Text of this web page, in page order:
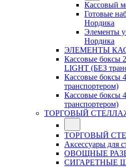
Кассовый
Готовые
Нордика
Элементы
Нордика
ЭЛЕМЕНТЫ
Кассовые
LIGHT (БЕЗ
Кассовые боксы
транспортером)
Кассовые боксы
транспортером)
ТОРГОВЫЙ
ТОРГОВЫЙ
Аксессуары для
ОВОЩНЫЕ
СИГАРЕТНЫЕ